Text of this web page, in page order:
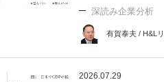
深読み企業分析
有賀泰夫 / H&L
2026.07.29